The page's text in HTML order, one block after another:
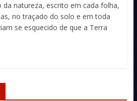
da natureza, escrito em cada folha,
no traçado do solo e em toda
se esquecido de que a Terra